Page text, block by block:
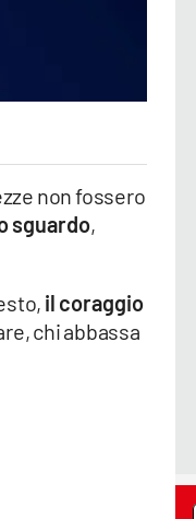
non fossero
sguardo,
il coraggio
chi abbassa